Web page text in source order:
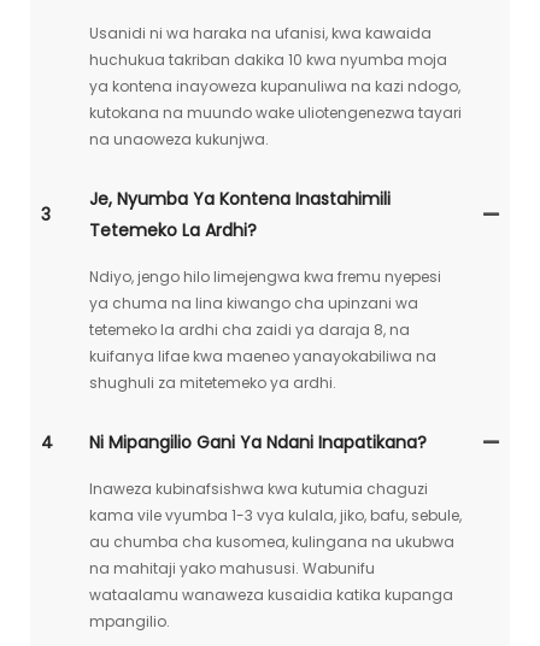
Usanidi ni wa haraka na ufanisi, kwa kawaida
huchukua takriban dakika 10 kwa nyumba moja
ya kontena inayoweza kupanuliwa na kazi ndogo,
kutokana na muundo wake uliotengenezwa tayari
na unaoweza kukunjwa.
3
Je, Nyumba Ya Kontena Inastahimili
Tetemeko La Ardhi?
Ndiyo, jengo hilo limejengwa kwa fremu nyepesi
ya chuma na lina kiwango cha upinzani wa
tetemeko la ardhi cha zaidi ya daraja 8, na
kuifanya lifae kwa maeneo yanayokabiliwa na
shughuli za mitetemeko ya ardhi.
4 Ni Mipangilio Gani Ya Ndani Inapatikana?
Inaweza kubinafsishwa kwa kutumia chaguzi
kama vile vyumba 1-3 vya kulala, jiko, bafu, sebule,
au chumba cha kusomea, kulingana na ukubwa
na mahitaji yako mahususi. Wabunifu
wataalamu wanaweza kusaidia katika kupanga
mpangilio.